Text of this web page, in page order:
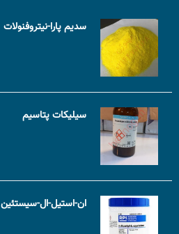
سدیم پارا-نیتروفنولات
سیلیکات پتاسیم
ان-استیل-ال-سیستئین